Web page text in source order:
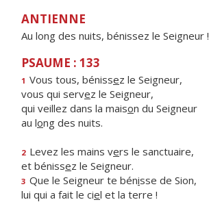
ANTIENNE
Au long des nuits, bénissez le Seigneur !
PSAUME : 133
1 Vous tous, bénissez le Seigneur,
vous qui servez le Seigneur,
qui veillez dans la maison du Seigneur
au long des nuits.
2 Levez les mains vers le sanctuaire,
et bénissez le Seigneur.
3 Que le Seigneur te bénisse de Sion,
lui qui a fait le ciel et la terre !